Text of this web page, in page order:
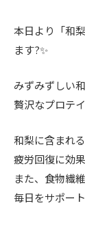
本日より「和
ます?✨
みずみずしい
贅沢なプロテ
和梨に含まれ
疲労回復に効果
また、食物繊
毎日をサポー